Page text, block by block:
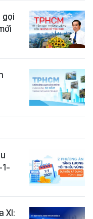
gọi
XI: